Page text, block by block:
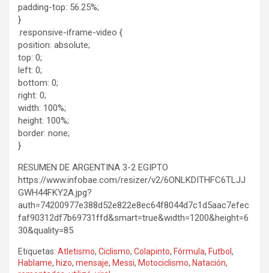
padding-top: 56.25%;
}
.responsive-iframe-video {
position: absolute;
top: 0;
left: 0;
bottom: 0;
right: 0;
width: 100%;
height: 100%;
border: none;
}
RESUMEN DE ARGENTINA 3-2 EGIPTO
https://www.infobae.com/resizer/v2/6ONLKDITHFC6TLJJ
GWH44FKY2A.jpg?
auth=74200977e388d52e822e8ec64f8044d7c1d5aac7efec
faf90312df7b69731ffd&smart=true&width=1200&height=6
30&quality=85
Etiquetas: Atletismo, Ciclismo, Colapinto, Fórmula, Futbol ,
Hablame, hizo, mensaje, Messi, Motociclismo, Natación,